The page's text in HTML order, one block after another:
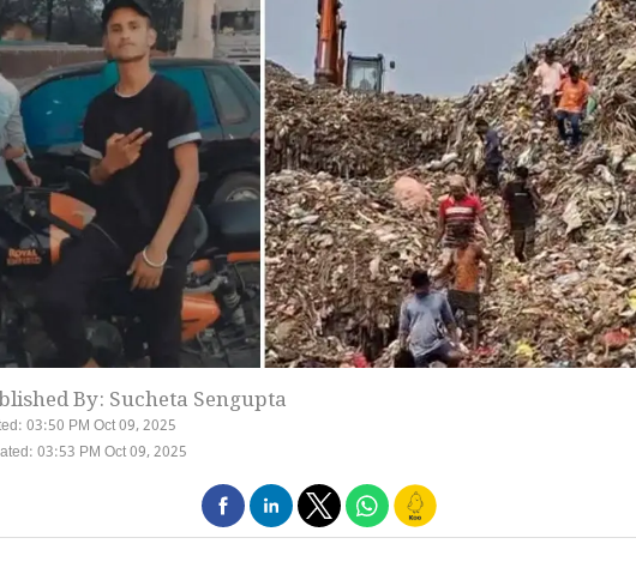
By: Sucheta Sengupta
03:50 PM Oct 09, 2025
03:53 PM Oct 09, 2025